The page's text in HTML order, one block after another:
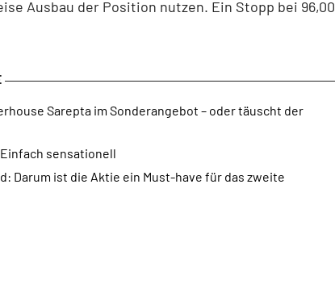
Ausbau der Position nutzen. Ein Stopp bei 96,00
Sarepta im Sonderangebot – oder täuscht der
sensationell
Darum ist die Aktie ein Must-have für das zweite